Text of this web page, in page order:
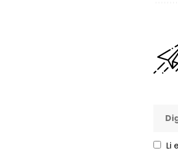
Li